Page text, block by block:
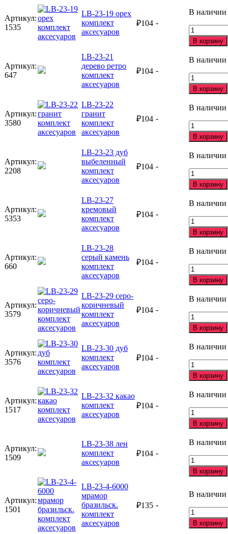
23-
18
песок
комплект
аксесуаров
Артикул:
1535
LB-23-19 орех
комплект
аксесуаров
₽104 -
В наличии
товара
LB-
23-
19
орех
комплект
аксесуаров
В корзину
Артикул:
647
LB-23-21
дерево ретро
комплект
аксесуаров
₽104 -
В наличии
товара
LB-
23-
21
дерево
ретро
комплект
В корзину
Артикул:
3580
LB-23-22
гранит
комплект
аксесуаров
₽104 -
В наличии
товара
LB-
23-
22
гранит
комплект
аксесуаров
В корзину
Артикул:
2208
LB-23-23 дуб
выбеленный
комплект
аксесуаров
₽104 -
В наличии
товара
LB-
23-
23
дуб
комплект
В корзину
Артикул:
5353
LB-23-27
кремовый
комплект
аксесуаров
₽104 -
В наличии
товара
LB-
23-
27
кремовый
комплект
аксесуаров
В корзину
Артикул:
660
LB-23-28
серый камень
комплект
аксесуаров
₽104 -
В наличии
товара
LB-
23-
28
серый
камень
комплект
В корзину
Артикул:
3579
LB-23-29 серо-
коричневый
комплект
аксесуаров
₽104 -
В наличии
товара
LB-
23-
29
серо-
комплект
В корзину
Артикул:
3576
LB-23-30 дуб
комплект
аксесуаров
₽104 -
В наличии
товара
LB-
23-
30
дуб
комплект
аксесуаров
В корзину
Артикул:
1517
LB-23-32 какао
комплект
аксесуаров
₽104 -
В наличии
товара
LB-
23-
32
какао
комплект
аксесуаров
В корзину
Артикул:
1509
LB-23-38 лен
комплект
аксесуаров
₽104 -
В наличии
товара
LB-
38
комплект
аксесуаров
В корзину
Артикул:
1501
LB-23-4-6000
мрамор
бразильск.
комплект
аксесуаров
₽135 -
В наличии
товара
LB-
В корзину